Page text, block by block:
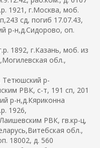
г.Москва, моб.
сд, погиб 17.07.43,
р-н,д.Сидорово, оп.
1892, г.Казань, моб. из
обл.,
р-
РВК, с-т, 191 сп, 201
р-н,д.Кяриконна
1926,
РВК, гв.кр-ц,
обл.,
18002, д. 560